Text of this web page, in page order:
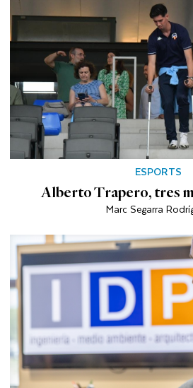
ESPORTS
Alberto Trapero, tres
Marc Segarra